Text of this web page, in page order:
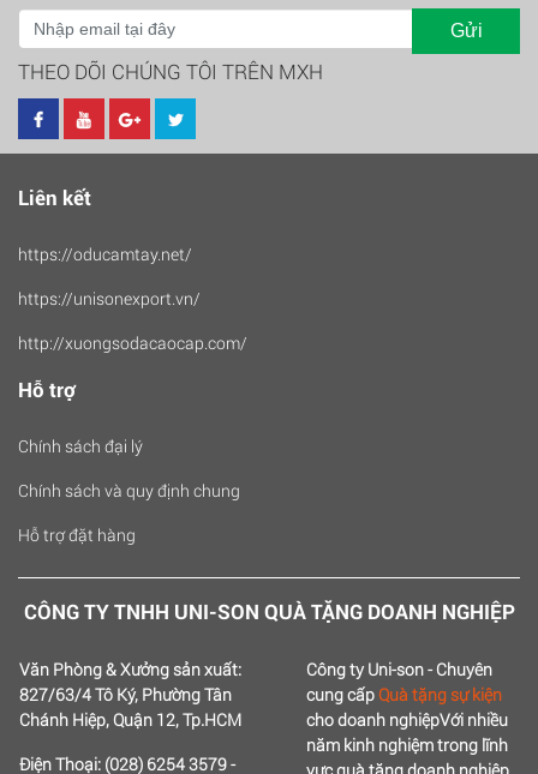
Gửi
THEO DÕI CHÚNG TÔI TRÊN MXH
Liên kết
https://oducamtay.net/
https://unisonexport.vn/
http://xuongsodacaocap.com/
Hỗ trợ
Chính sách đại lý
Chính sách và quy định chung
Hỗ trợ đặt hàng
CÔNG TY TNHH UNI-SON QUÀ TẶNG DOANH NGHIỆP
Văn Phòng & Xưởng sản xuất:
827/63/4 Tô Ký, Phường Tân
Chánh Hiệp, Quận 12, Tp.HCM
Điện Thoại: (028) 6254 3579 -
Công ty Uni-son - Chuyên
cung cấp Quà tặng sự kiện
cho doanh nghiệpVới nhiều
năm kinh nghiệm trong lĩnh